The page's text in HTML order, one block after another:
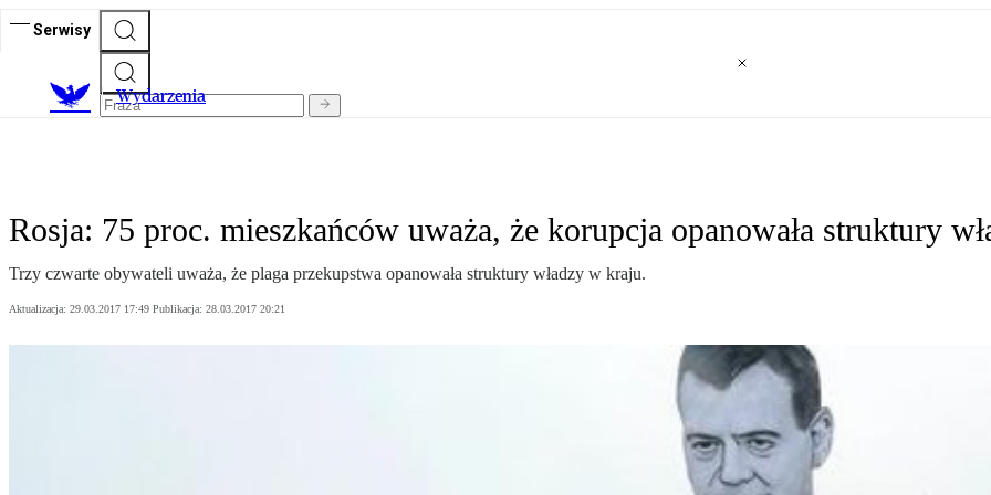
Serwisy
Wydarzenia
Rosja: 75 proc. mieszkańców uważa, że korupcja opanowała struktury
Trzy czwarte obywateli uważa, że plaga przekupstwa opanowała struktury władzy w kraju.
Aktualizacja: 29.03.2017 17:49 Publikacja: 28.03.2017 20:21